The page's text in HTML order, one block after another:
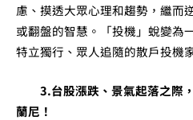
慮、摸透大眾心理和趨勢，繼而
或翻盤的智慧。「投機」蛻變為
特立獨行、眾人追隨的散戶投機
3.台股漲跌、景氣起落之際
蘭尼！